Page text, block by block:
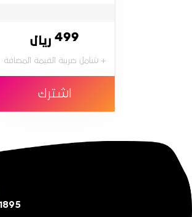
499 ريال
+ شامل ضريبة القيمة المضافة
اشترك